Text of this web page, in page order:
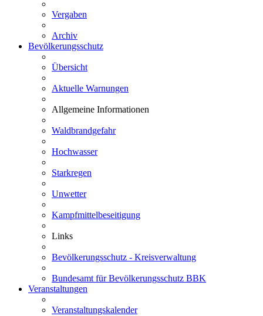
Vergaben
Archiv
Bevölkerungsschutz
Übersicht
Aktuelle Warnungen
Allgemeine Informationen
Waldbrandgefahr
Hochwasser
Starkregen
Unwetter
Kampfmittelbeseitigung
Links
Bevölkerungsschutz - Kreisverwaltung
Bundesamt für Bevölkerungsschutz BBK
Veranstaltungen
Veranstaltungskalender